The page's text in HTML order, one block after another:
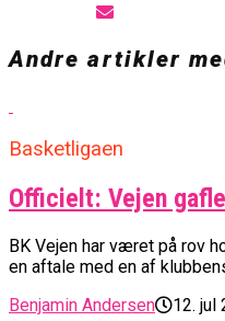
Andre artikler
Basketligaen
Officielt: Vejen
BK Vejen har været på rov
en aftale med en af
Benjamin Andersen
12. jul